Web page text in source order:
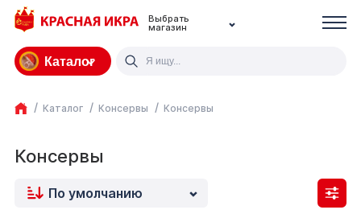
Выбрать
магазин
Каталог
Каталог Консервы Консервы
Консервы
По умолчанию